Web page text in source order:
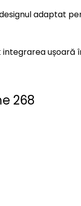
adaptat
ușoară
268